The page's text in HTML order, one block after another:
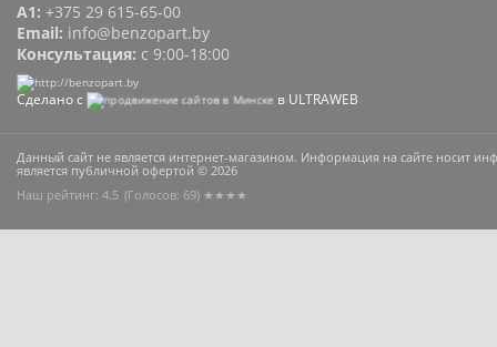
A1: +375 29 615-65-00
Email: info@benzopart.by
Консультация: с 9:00-18:00
Сделано с в ULTRAWEB
Данный сайт не является интернет-магазином. Информация на сайте носит
является публичной офертой © 2026
Наш рейтинг: 4.5 (Голосов: 69) ★★★★